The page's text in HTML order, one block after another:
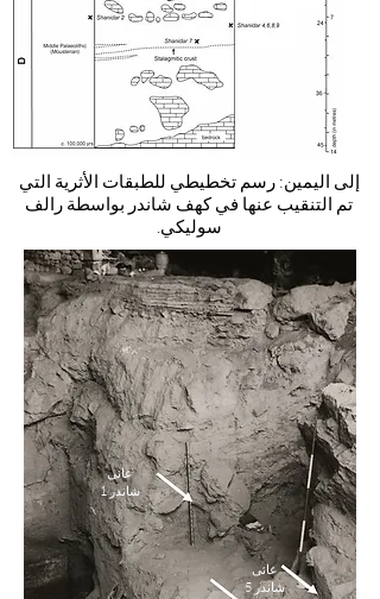
إلى اليمين: رسم تخطيطي للطبقات الأثرية التي
تم التنقيب عنها في كهف شاندر بواسطة رالف
سوليكي.
عانى
شاندر 1
عانى
شاندر 5